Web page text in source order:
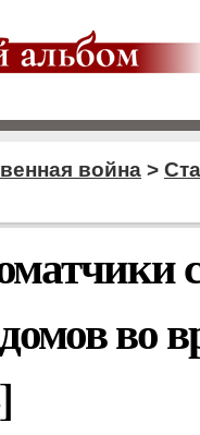
война >
во